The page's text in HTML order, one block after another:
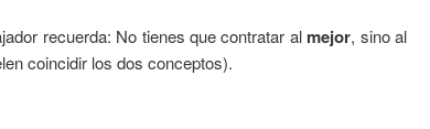
recuerda: No tienes que contratar al mejor, sino al
coincidir los dos conceptos).